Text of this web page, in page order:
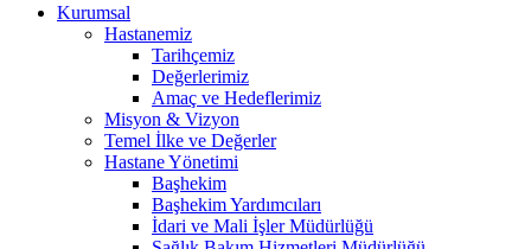
Kurumsal
Hastanemiz
Tarihçemiz
Değerlerimiz
Amaç ve Hedeflerimiz
Misyon & Vizyon
Temel İlke ve Değerler
Hastane Yönetimi
Başhekim
Başhekim Yardımcıları
İdari ve Mali İşler Müdürlüğü